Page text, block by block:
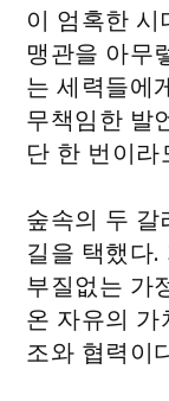
이 엄혹한
맹관을 아무
는 세력들에
무책임한 발
단 한 번이
숲속의 두 갈
길을 택했다
부질없는 가
온 자유의
조와 협력이